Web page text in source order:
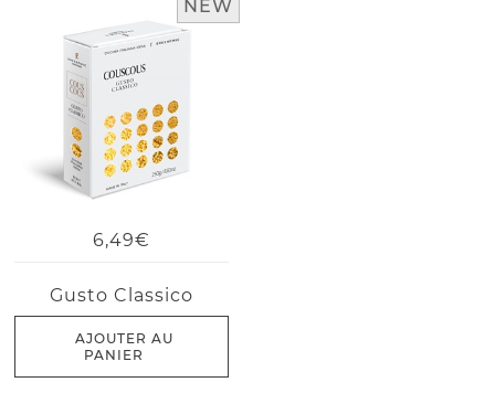
NEW
6,49€
Gusto Classico
AJOUTER AU
PANIER